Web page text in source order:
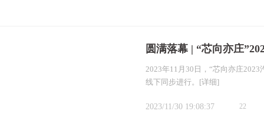
圆满落幕 | “芯向亦庄
2023年11月30日，“芯向亦庄
线下同步进行。 [详细]
2023/11/30 19:08:37 22